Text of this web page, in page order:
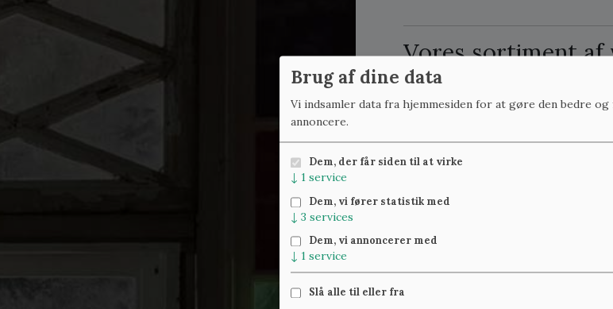
Vores sortiment af
Her finder du løse vinduesrammer i
karmen. Rammen er den del af
alle de klassiske, småsprossede
vinduesramme (to ruder i bredden
men er gennem årene blevet
Vinduesrammen findes således i
vores brugte vinduesrammer stadig
Hvad er en
En vinduesramme er den del af
"ramme" refererer altså ikke til
Brug af dine data
Vi indsamler data fra hjemmesiden for at gøre den bedre
annoncere.
Dem, der får siden til at virke
↓ 1 service
Dem, vi fører statistik med
↓ 3 services
Dem, vi annoncerer med
↓ 1 service
Slå alle til eller fra